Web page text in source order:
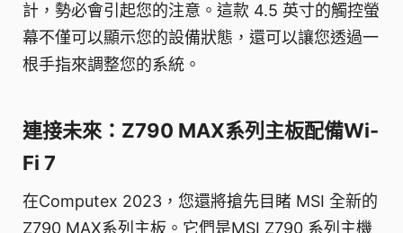
計，勢必會引起您的注意。這款 4.5 英寸的觸控螢
幕不僅可以顯示您的設備狀態，還可以讓您透過一
根手指來調整您的系統。
連接未來：Z790 MAX系列主板配備Wi-
Fi 7
在Computex 2023，您還將搶先目睹 MSI 全新的
Z790 MAX系列主板。它們是MSI Z790 系列主機